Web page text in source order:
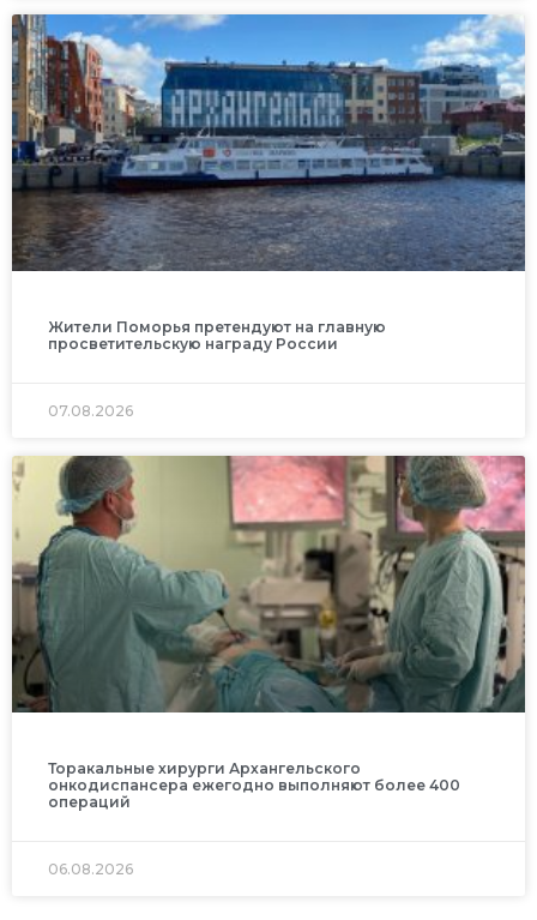
Жители Поморья претендуют на главную
просветительскую награду России
07.08.2026
Торакальные хирурги Архангельского
онкодиспансера ежегодно выполняют более 400
операций
06.08.2026